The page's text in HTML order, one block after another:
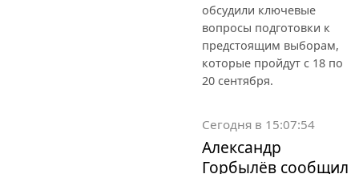
обсудили ключевые
вопросы подготовки к
предстоящим выборам,
которые пройдут с 18 по
20 сентября.
Сегодня в 15:07:54
Александр
Горбылёв сообщил